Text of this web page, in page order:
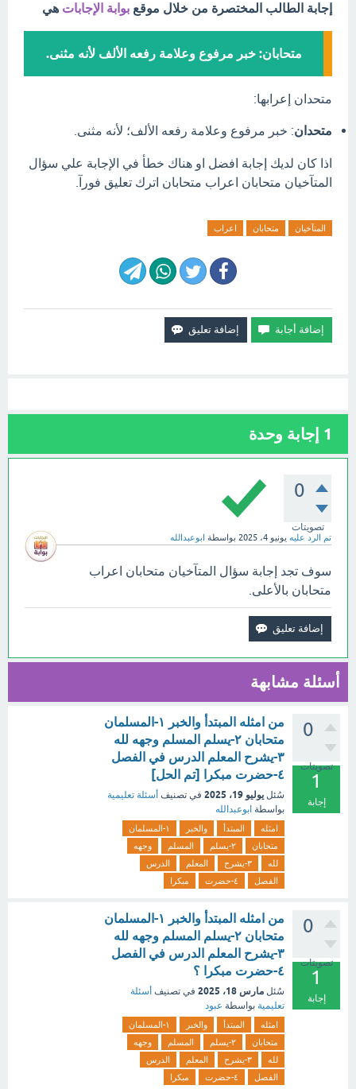
إجابة الطالب المختصرة من خلال موقع بوابة الإجابات هي
متحابان: خبر مرفوع وعلامة رفعه الألف لأنه مثنى.
متحدان إعرابها:
متحدان: خبر مرفوع وعلامة رفعه الألف؛ لأنه مثنى.
اذا كان لديك إجابة افضل او هناك خطأ في الإجابة علي سؤال
المتآخيان متحابان اعراب متحابان اترك تعليق فورآ.
المتآخيان متحابان اعراب
1 إجابة وحدة
0
تصويتات
تم الرد عليه يونيو 4، 2025 بواسطة ابوعبدالله
سوف تجد إجابة سؤال المتآخيان متحابان اعراب
متحابان بالأعلى.
أسئلة مشابهة
0
تصويتات
1
إجابة
من امثله المبتدأ والخبر ١-المسلمان
متحابان ٢-يسلم المسلم وجهه لله
٣-يشرح المعلم الدرس في الفصل
٤-حضرت مبكرا [تم الحل]
سُئل يوليو 19، 2025 في تصنيف أسئلة تعليمية
بواسطة ابوعبدالله
امثله المبتدأ والخبر
١-المسلمان
متحابان
٢-يسلم المسلم
وجهه
لله
٣-يشرح المعلم
الدرس
الفصل
٤-حضرت مبكرا
0
تصويتات
1
إجابة
من امثله المبتدأ والخبر ١-المسلمان
متحابان ٢-يسلم المسلم وجهه لله
٣-يشرح المعلم الدرس في الفصل
٤-حضرت مبكرا ؟
سُئل مارس 18، 2025 في تصنيف أسئلة
تعليمية بواسطة عبود
امثله المبتدأ والخبر
١-المسلمان
متحابان
٢-يسلم المسلم
وجهه
لله
٣-يشرح المعلم
الدرس
الفصل
٤-حضرت مبكرا